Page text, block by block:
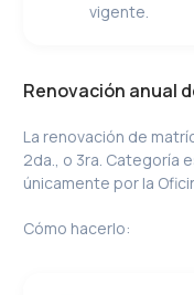
vigente.
Renovación anual
La renovación de
2da., o 3ra. Categoría
únicamente por la
Cómo hacerlo: